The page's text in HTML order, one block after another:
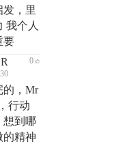
发，里
我个人
要
0
的，Mr
行动
想到哪
的精神